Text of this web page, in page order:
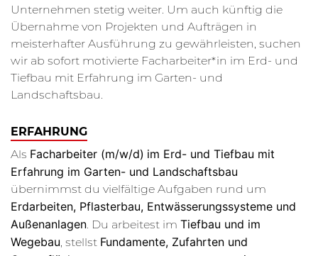
Unternehmen stetig weiter. Um auch künftig die
Übernahme von Projekten und Aufträgen in
meisterhafter Ausführung zu gewährleisten, suchen
wir ab sofort motivierte Facharbeiter*in im Erd- und
Tiefbau mit Erfahrung im Garten- und
Landschaftsbau.
ERFAHRUNG
Als Facharbeiter (m/w/d) im Erd- und Tiefbau mit
Erfahrung im Garten- und Landschaftsbau
übernimmst du vielfältige Aufgaben rund um
Erdarbeiten, Pflasterbau, Entwässerungssysteme und
Außenanlagen. Du arbeitest im Tiefbau und im
Wegebau, stellst Fundamente, Zufahrten und